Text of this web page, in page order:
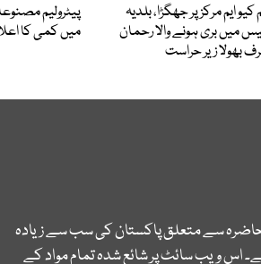
کیو ایم مرکز پر جھگڑا، بلدیہ
میں بری ہونے والا رحمان
بھولا زیر حراست
پیٹرولیم
میں کمی کا
حاضرہ سے متعلق پاکستان کی سب سے زیادہ
اس ویب سائٹ پر شائع شدہ تمام مواد کے